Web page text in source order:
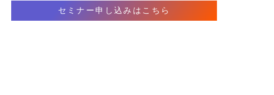
セミナー申し込みはこちら